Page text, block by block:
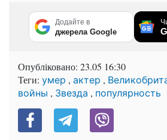
Додайте в
джерела Google
Опубліковано: 23.05 16:30
Теги: умер , актер ,
войны , Звезда , популярность